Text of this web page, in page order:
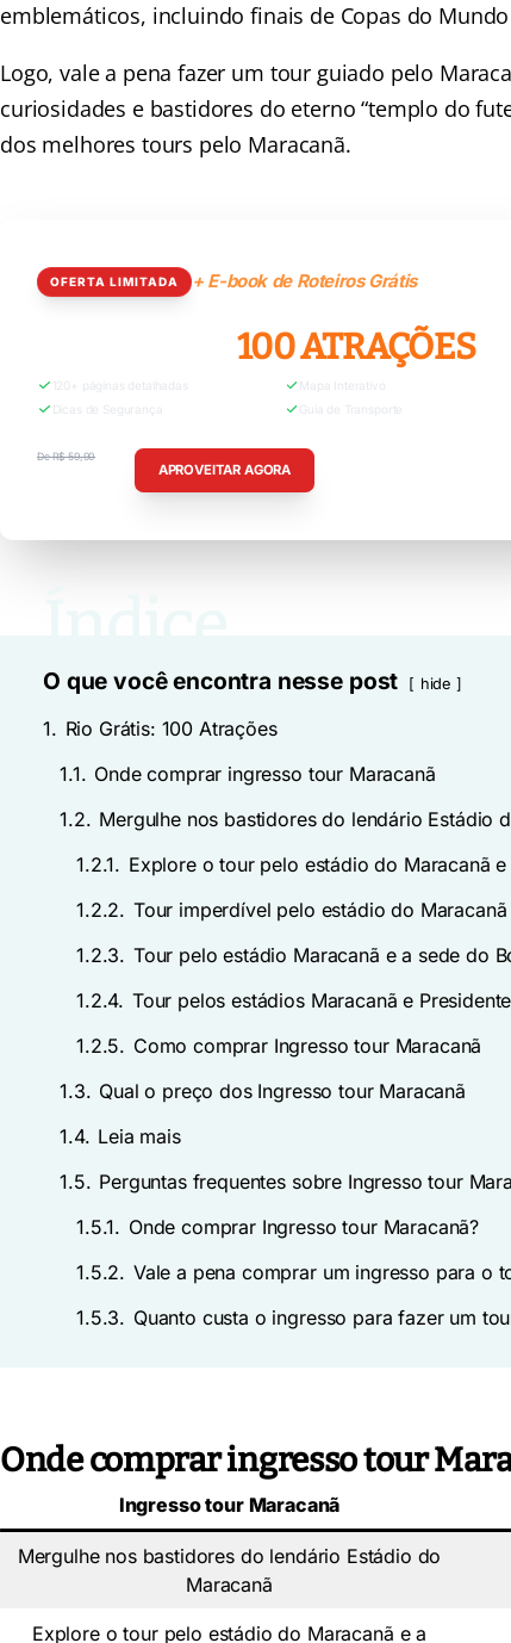
emblemáticos, incluindo finais de Copas do
Logo, vale a pena fazer um tour guiado pelo
curiosidades e bastidores do eterno “templo do
dos melhores tours pelo Maracanã.
OFERTA LIMITADA + E-book de Roteiros Grátis
100 ATRAÇÕES
120+ páginas detalhadas
Mapa Interativo
Dicas de Segurança
Guia de Transporte
De R$ 59,90
APROVEITAR AGORA
O que você encontra nesse post hide
1. Rio Grátis: 100 Atrações
1.1. Onde comprar ingresso tour Maracanã
1.2. Mergulhe nos bastidores do lendário Estádio
1.2.1. Explore o tour pelo estádio do Maracanã
1.2.2. Tour imperdível pelo estádio do
1.2.3. Tour pelo estádio Maracanã e a sede do
1.2.4. Tour pelos estádios Maracanã e
1.2.5. Como comprar Ingresso tour Maracanã
1.3. Qual o preço dos Ingresso tour Maracanã
1.4. Leia mais
1.5. Perguntas frequentes sobre Ingresso tour
1.5.1. Onde comprar Ingresso tour Maracanã?
1.5.2. Vale a pena comprar um ingresso para o
1.5.3. Quanto custa o ingresso para fazer um
Onde comprar ingresso tour
Ingresso tour Maracanã
Mergulhe nos bastidores do lendário Estádio do
Maracanã
Explore o tour pelo estádio do Maracanã e a